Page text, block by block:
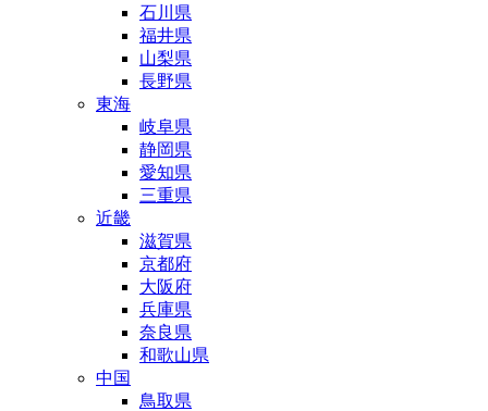
石川県
福井県
山梨県
長野県
東海
岐阜県
静岡県
愛知県
三重県
近畿
滋賀県
京都府
大阪府
兵庫県
奈良県
和歌山県
中国
鳥取県